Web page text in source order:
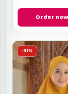
Order now
-31%